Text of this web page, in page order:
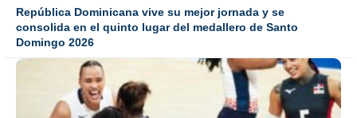
República Dominicana vive su mejor jornada y se
consolida en el quinto lugar del medallero de Santo
Domingo 2026